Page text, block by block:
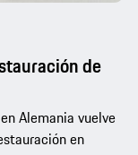
de
Alemania vuelve
en